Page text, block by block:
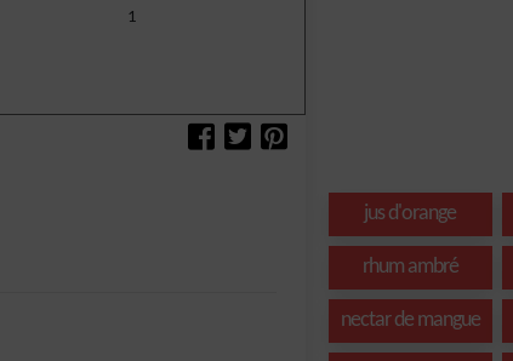
1
jus d'orange
rhum ambré
nectar de mangue